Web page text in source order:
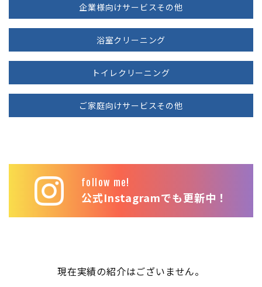
企業様向けサービスその他
浴室クリーニング
トイレクリーニング
ご家庭向けサービスその他
follow me!
公式Instagramでも更新中！
現在実績の紹介はございません。